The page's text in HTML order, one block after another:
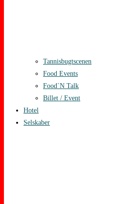
Tannisbugtscenen
Food Events
Food`N Talk
Billet / Event
Hotel
Selskaber